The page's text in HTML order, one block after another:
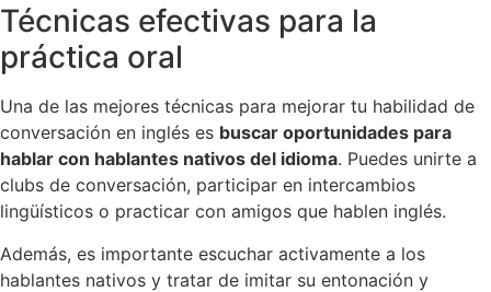
Técnicas efectivas para la
práctica oral
Una de las mejores técnicas para mejorar tu habilidad de
conversación en inglés es buscar oportunidades para
hablar con hablantes nativos del idioma. Puedes unirte a
clubs de conversación, participar en intercambios
lingüísticos o practicar con amigos que hablen inglés.
Además, es importante escuchar activamente a los
hablantes nativos y tratar de imitar su entonación y